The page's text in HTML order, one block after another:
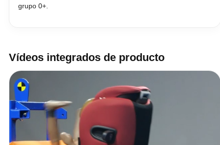
grupo 0+.
Vídeos integrados de producto